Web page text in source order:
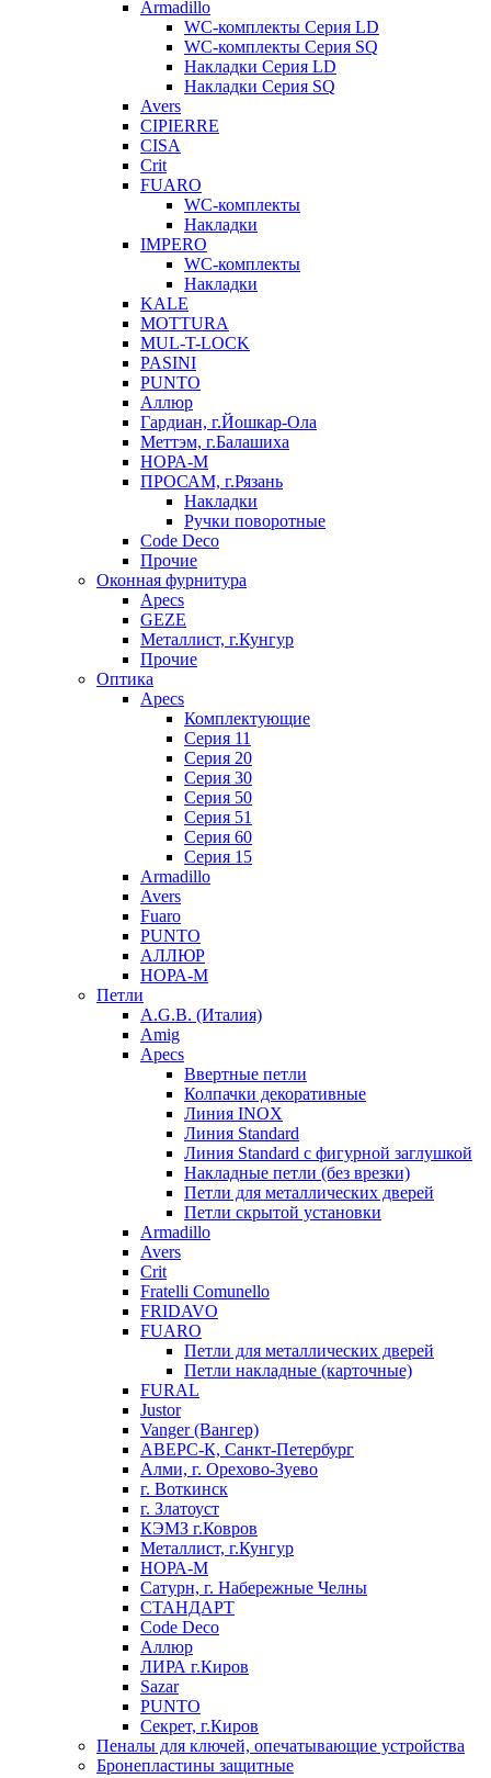
Armadillo
WC-комплекты Серия LD
WC-комплекты Серия SQ
Накладки Серия LD
Накладки Серия SQ
Avers
CIPIERRE
CISA
Crit
FUARO
WC-комплекты
Накладки
IMPERO
WC-комплекты
Накладки
KALE
MOTTURA
MUL-T-LOCK
PASINI
PUNTO
Аллюр
Гардиан, г.Йошкар-Ола
Меттэм, г.Балашиха
НОРА-М
ПРОСАМ, г.Рязань
Накладки
Ручки поворотные
Code Deco
Прочие
Оконная фурнитура
Apecs
GEZE
Металлист, г.Кунгур
Прочие
Оптика
Apecs
Комплектующие
Серия 11
Серия 20
Серия 30
Серия 50
Серия 51
Серия 60
Серия 15
Armadillo
Avers
Fuaro
PUNTO
АЛЛЮР
НОРА-М
Петли
A.G.B. (Италия)
Amig
Apecs
Ввертные петли
Колпачки декоративные
Линия INOX
Линия Standard
Линия Standard с фигурной заглушкой
Накладные петли (без врезки)
Петли для металлических дверей
Петли скрытой установки
Armadillo
Avers
Crit
Fratelli Comunello
FRIDAVO
FUARO
Петли для металлических дверей
Петли накладные (карточные)
FURAL
Justor
Vanger (Вангер)
АВЕРС-К, Санкт-Петербург
Алми, г. Орехово-Зуево
г. Воткинск
г. Златоуст
КЭМЗ г.Ковров
Металлист, г.Кунгур
НОРА-М
Сатурн, г. Набережные Челны
СТАНДАРТ
Code Deco
Аллюр
ЛИРА г.Киров
Sazar
PUNTO
Секрет, г.Киров
Пеналы для ключей, опечатывающие устройства
Бронепластины защитные